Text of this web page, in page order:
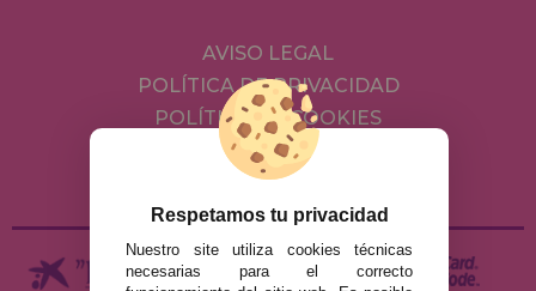
AVISO LEGAL
POLÍTICA DE PRIVACIDAD
POLÍTICA DE COOKIES
ENVÍOS Y DEVOLUCIONES
DEVOLUCIONES / DESISTIMIENTO
Respetamos tu privacidad
Nuestro site utiliza cookies técnicas
necesarias para el correcto